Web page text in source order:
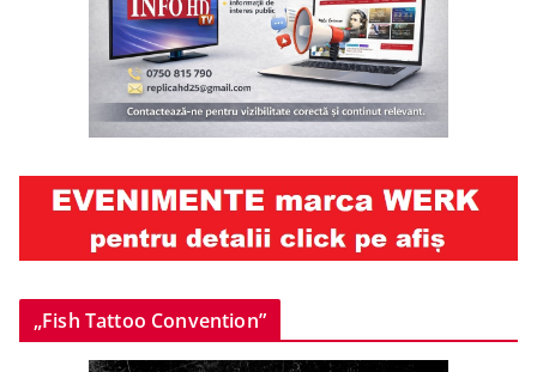
„Fish Tattoo Convention”